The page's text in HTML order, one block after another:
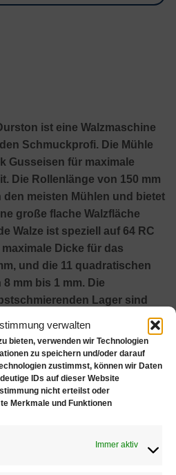
verwalten
bieten, verwenden wir Technologien
zu speichern und/oder darauf
zustimmst, können wir Daten
IDs auf dieser Website
nicht erteilst oder
Merkmale und Funktionen
Immer aktiv
ist eine Walzmaschine
Schmuckprofi. Die Mühle
Gusseisen für maximale
Die Rollenlänge von 150 mm
meisten Mühlen und bietet
große flache Walzfläche
Walze ist speziell auf 64 RC
Dicke für das
und die 11 quadratischen
mm bis 1 mm. Die
Lager sind
geschützt und stützen
Finish unerlässlich
vier halbrunde
4, 3, 2 und 1,5 mm. Jede
branchenführendem
das für sanfte Kraft und
sorgt. Zu den
abdeckt. Dieses Walzwerk ist